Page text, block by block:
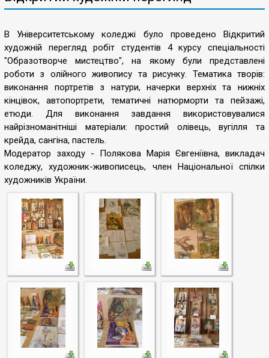
В Університетському коледжі було проведено Відкритий
художній перегляд робіт студентів 4 курсу спеціальності
"Образотворче мистецтво", на якому були представлені
роботи з олійного живопису та рисунку. Тематика творів:
виконання портретів з натури, начерки верхніх та нижніх
кінцівок, автопортрети, тематичні натюрморти та пейзажі,
етюди. Для виконання завдання використовувалися
найрізноманітніші матеріали: простий олівець, вугілля та
крейда, сангіна, пастель.
Модератор заходу - Полякова Марія Євгеніївна, викладач
коледжу, художник-живописець, член Національної спілки
художників України.